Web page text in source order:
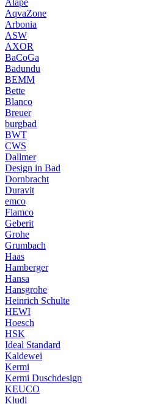
Alape
AqvaZone
Arbonia
ASW
AXOR
BaCoGa
Badundu
BEMM
Bette
Blanco
Breuer
burgbad
BWT
CWS
Dallmer
Design in Bad
Dornbracht
Duravit
emco
Flamco
Geberit
Grohe
Grumbach
Haas
Hamberger
Hansa
Hansgrohe
Heinrich Schulte
HEWI
Hoesch
HSK
Ideal Standard
Kaldewei
Kermi
Kermi Duschdesign
KEUCO
Kludi